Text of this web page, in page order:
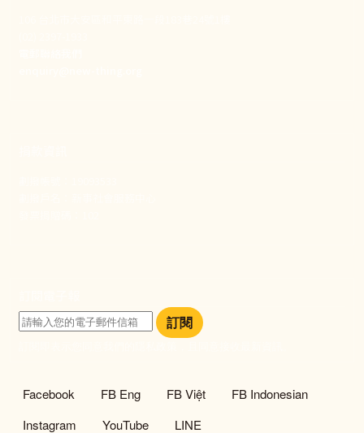
訂閱
社群選單
Facebook FB Eng FB Việt
FB Indonesian
Instagram
YouTube LINE